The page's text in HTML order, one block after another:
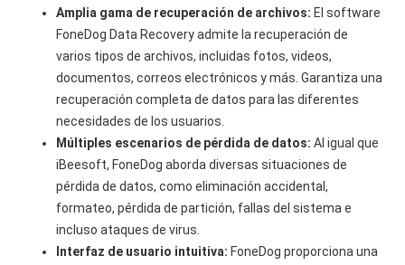
Amplia gama de recuperación de archivos: El software
FoneDog Data Recovery admite la recuperación de
varios tipos de archivos, incluidas fotos, videos,
documentos, correos electrónicos y más. Garantiza una
recuperación completa de datos para las diferentes
necesidades de los usuarios.
Múltiples escenarios de pérdida de datos: Al igual que
iBeesoft, FoneDog aborda diversas situaciones de
pérdida de datos, como eliminación accidental,
formateo, pérdida de partición, fallas del sistema e
incluso ataques de virus.
Interfaz de usuario intuitiva: FoneDog proporciona una